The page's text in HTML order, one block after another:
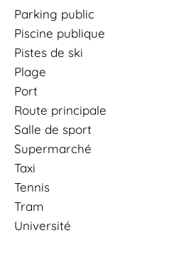
Parking public
Piscine publique
Pistes de ski
Plage
Port
Route principale
Salle de sport
Supermarché
Taxi
Tennis
Tram
Université